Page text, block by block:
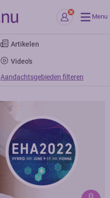
Menu
Artikelen
Video's
Aandachtsgebieden filteren